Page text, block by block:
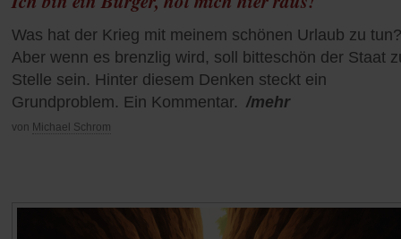
Was hat der Krieg mit meinem schönen Urlaub zu tun?
Aber wenn es brenzlig wird, soll bitteschön der Staat
Stelle sein. Hinter diesem Denken steckt ein
Grundproblem. Ein Kommentar. /mehr
von Michael Schrom